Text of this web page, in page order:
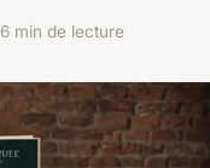
6 min de lecture